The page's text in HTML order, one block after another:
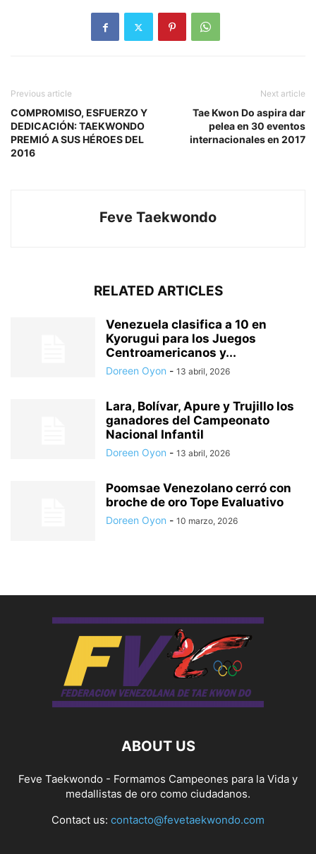
Previous article
COMPROMISO, ESFUERZO Y
DEDICACIÓN: TAEKWONDO
PREMIÓ A SUS HÉROES DEL
2016
Next article
Tae Kwon Do aspira dar
pelea en 30 eventos
internacionales en 2017
Feve Taekwondo
RELATED ARTICLES
Venezuela clasifica a 10 en
Kyorugui para los Juegos
Centroamericanos y...
Doreen Oyon - 13 abril, 2026
Lara, Bolívar, Apure y Trujillo los
ganadores del Campeonato
Nacional Infantil
Doreen Oyon - 13 abril, 2026
Poomsae Venezolano cerró con
broche de oro Tope Evaluativo
Doreen Oyon - 10 marzo, 2026
ABOUT US
Feve Taekwondo - Formamos Campeones para la Vida y
medallistas de oro como ciudadanos.
Contact us: contacto@fevetaekwondo.com